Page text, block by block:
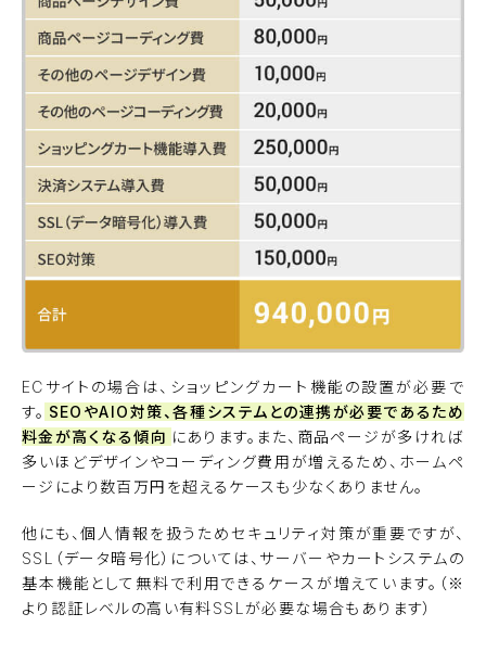
ECサイトの場合は、ショッピングカート機能の設置が必要で
す。 SEOやAIO対策、各種システムとの連携が必要であるため
料金が高くなる傾向 にあります。また、商品ページが多ければ
多いほどデザインやコーディング費用が増えるため、ホームペ
ージにより数百万円を超えるケースも少なくありません。
他にも、個人情報を扱うためセキュリティ対策が重要ですが、
SSL（データ暗号化）については、サーバーやカートシステムの
基本機能として無料で利用できるケースが増えています。（※
より認証レベルの高い有料SSLが必要な場合もあります）